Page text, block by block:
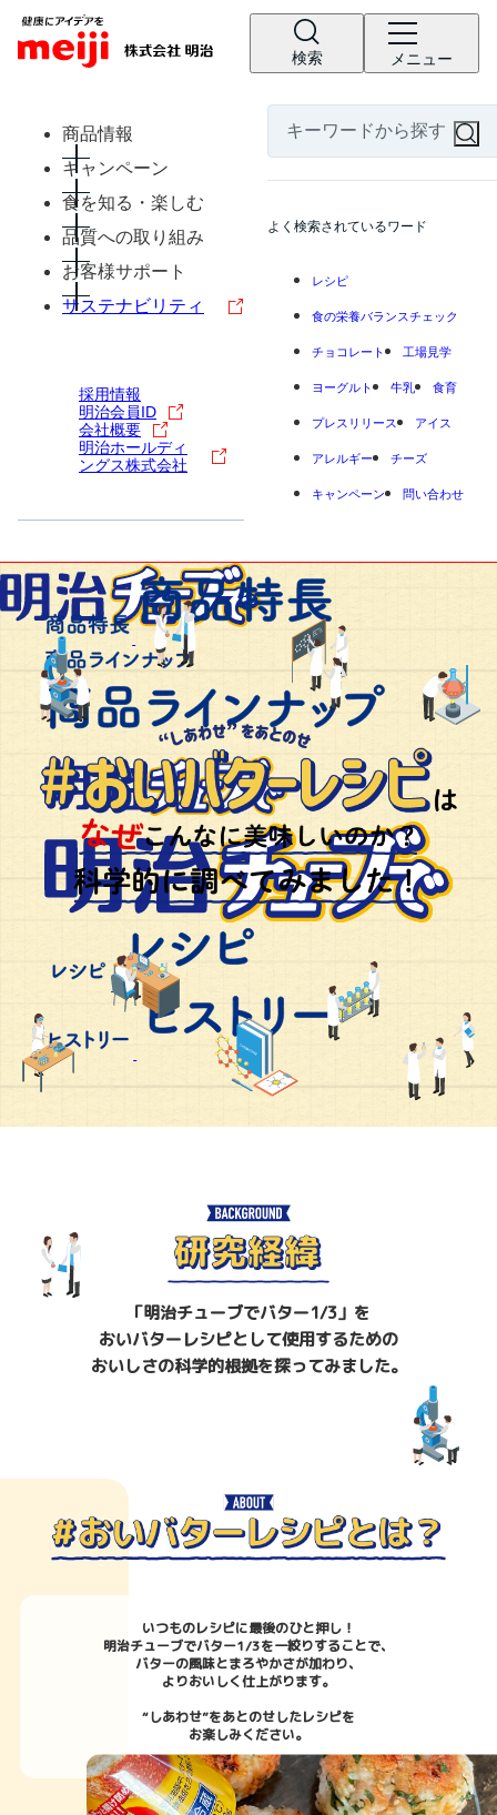
検索 メニュー
商品情報
キャンペーン
食を知る・楽しむ
品質への取り組み
お客様サポート
サステナビリティ
採用情報
明治会員ID
会社概要
明治ホールディ
ングス株式会社
よく検索されているワード
レシピ
食の栄養バランスチェック
チョコレート 工場見学
ヨーグルト 牛乳 食育
プレスリリース アイス
アレルギー チーズ
キャンペーン 問い合わせ
「明治チューブでバター1/3」を
おいバターレシピとして使用するための
おいしさの科学的根拠を探ってみました。
いつものレシピに最後のひと押し！
明治チューブでバター1/3を一絞りすることで、
バターの風味とまろやかさが加わり、
よりおいしく仕上がります。
“しあわせ”をあとのせしたレシピを
お楽しみください。